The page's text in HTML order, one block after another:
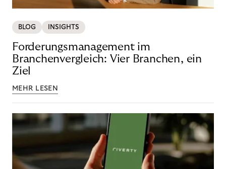
BLOG INSIGHTS
Forderungsmanagement im
Branchenvergleich: Vier Branchen, ein
Ziel
MEHR LESEN